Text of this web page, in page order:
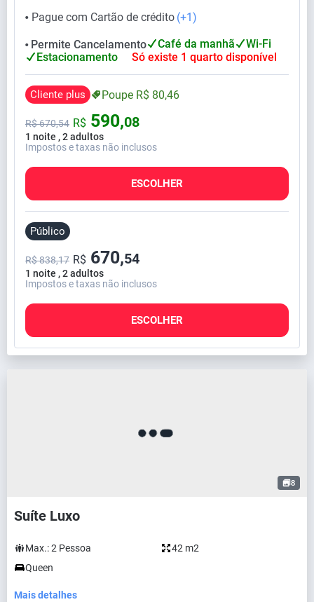
⬤ Pague com Cartão de crédito (+1)
⬤ Permite Cancelamento Café da manhã
Wi-Fi
Estacionamento
Só existe 1 quarto disponível
Cliente plus Poupe R$ 80,46
1 noite , 2 adultos
R$670,54 R$ 590,08
Impostos e taxas não inclusos
ESCOLHER
Público
1 noite , 2 adultos
R$ 838,17 R$ 670,54
Impostos e taxas não inclusos
ESCOLHER
8
Suíte Luxo
Max.:2 Pessoa
42 m2
Queen
Mais detalhes